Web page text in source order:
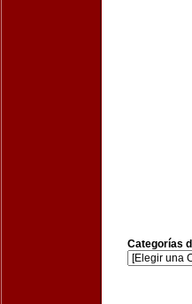
Categorías